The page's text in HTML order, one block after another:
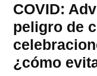
COVID:
peligro de
¿cómo